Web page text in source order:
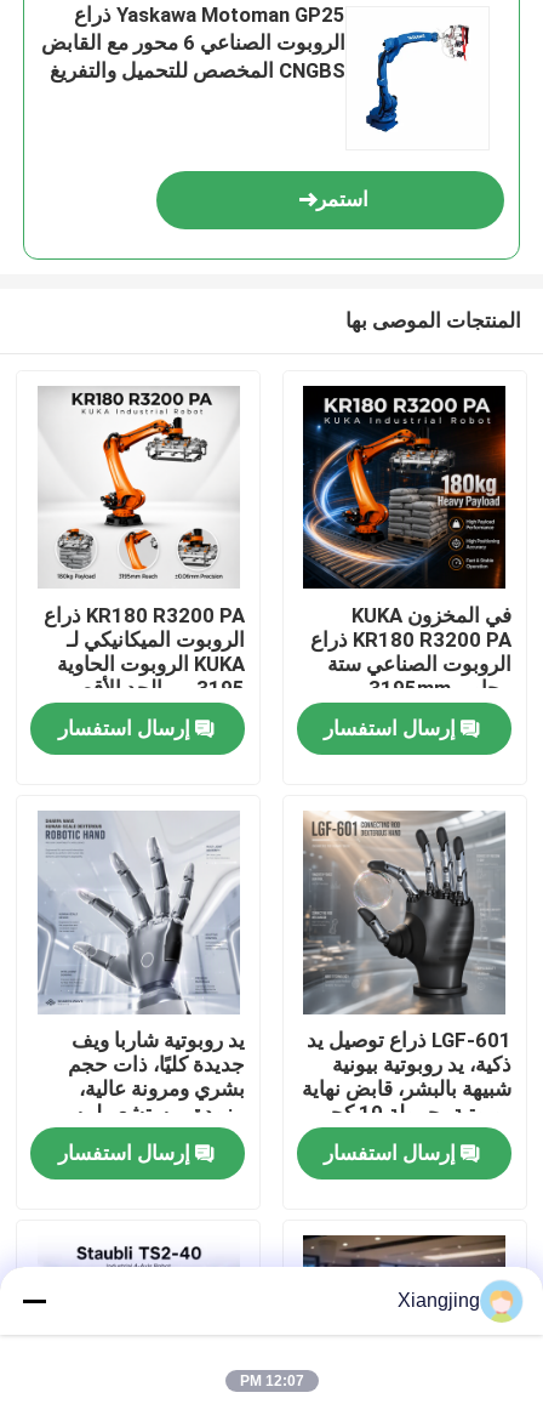
المنزل
فيديوهات
معلومات عنا
جولة في المعمل
رقابة جودة
اتصل بنا
مدونة
اطلب اقتباس
Yaskawa Motoman GP25 ذراع
الروبوت الصناعي 6 محور مع القابض
CNGBS المخصص للتحميل والتفريغ
استمر
المنتجات الموصى بها
في المخزون KUKA
KR180 R3200 PA ذراع
الروبوت الصناعي ستة
محاور، 3195mm
الوصول
إرسال استفسار
KR180 R3200 PA ذراع
الروبوت الميكانيكي لـ
KUKA الروبوت الحاوية
3195 مم الحد الأقصى
للوصول
إرسال استفسار
LGF-601 ذراع توصيل يد
ذكية، يد روبوتية بيونية
شبيهة بالبشر، قابض نهاية
روبوتية بحمولة 10 كجم
وناقل CAN
إرسال استفسار
يد روبوتية شاربا ويف
جديدة كليًا، ذات حجم
بشري ومرونة عالية،
مزودة بمستشعر لمسي
عالي الدقة للتكامل مع
الروبوتاتإرسال استفسار
Xiangjing
12:07 PM